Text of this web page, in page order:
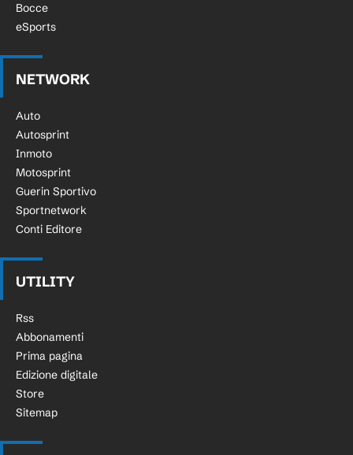
Bocce
eSports
NETWORK
Auto
Autosprint
Inmoto
Motosprint
Guerin Sportivo
Sportnetwork
Conti Editore
UTILITY
Rss
Abbonamenti
Prima pagina
Edizione digitale
Store
Sitemap